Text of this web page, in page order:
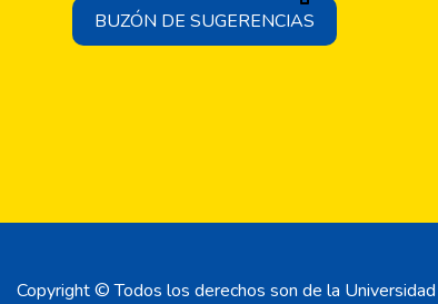
BUZÓN DE SUGERENCIAS
Copyright © Todos los derechos son de la Universidad